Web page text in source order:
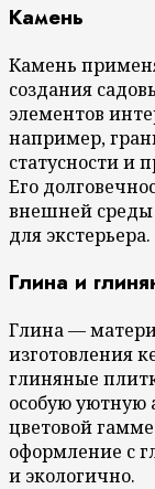
Камень
Камень
создания
элементов
например,
статусности и
Его
внешней
для экстерьера.
Глина и
Глина —
изготовления
глиняные
особую уютную
цветовой
оформление с
и экологично.